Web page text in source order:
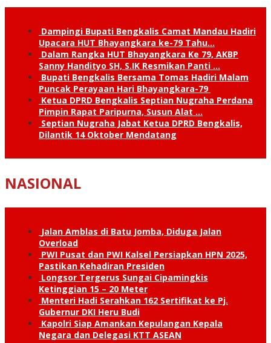
Dampingi Bupati Bengkalis Camat Mandau Hadiri
Upacara HUT Bhayangkara ke-79 Tahu…
Dalam Rangka HUT Bhayangkara Ke 79, AKBP
Sanny Handityo SH, S.IK Resmikan Panti …
Bupati Bengkalis Bersama Tomas Hadiri Malam
Puncak Perayaan Hari Bhayangkara-79
Ketua DPRD Bengkalis Septian Nugraha Perdana
Pimpin Rapat Paripurna, Susun Alat …
Septian Nugraha Jabat Ketua DPRD Bengkalis,
Dilantik 14 Oktober Mendatang
NASIONAL
Jalan Amblas di Batu Jomba, Diduga Jalan
Overload
PWI Pusat dan PWI Kalsel Persiapkan HPN 2025,
Pastikan Kehadiran Presiden
Longsor Tergerus Sungai Cipamingkis
Ketinggian 15 – 20 Meter
Menteri Hadi Serahkan 162 Sertifikat ke Pj.
Gubernur DKI Heru Budi
Kapolri Siap Amankan Kepulangan Kepala
Negara dan Delegasi KTT ASEAN